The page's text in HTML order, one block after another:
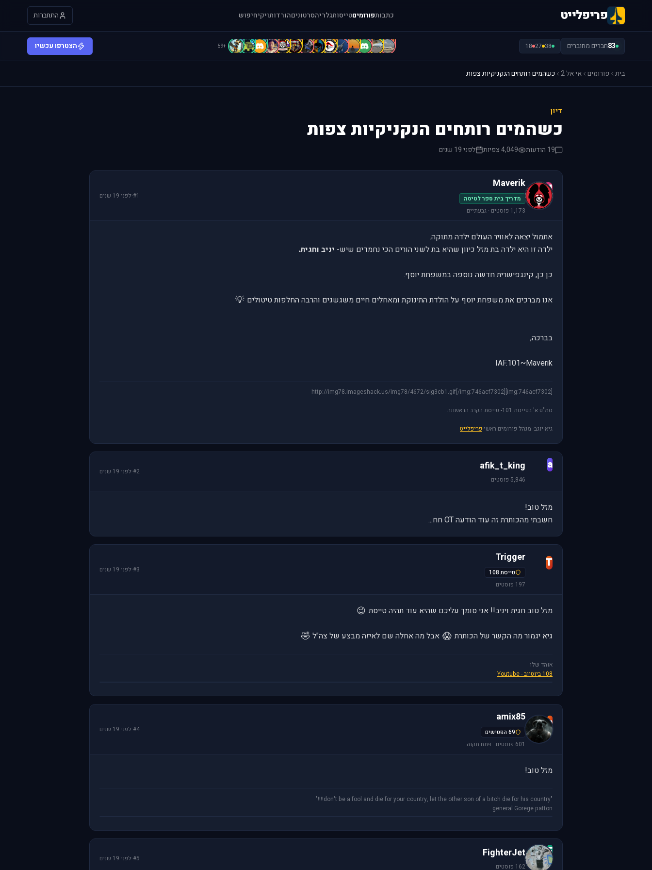
פריפלייט כתבותפורומיםטייסותגלריהסרטוניםהורדותויקיחיפוש התחברות
83חברים מחוברים 38
27
18
.
[
a
A
A
A
A
A
b
b
B
B
C
C
+59 הצטרפו עכשיו
בית פורומים אי אל 2 כשהמים רותחים הנקניקיות צפות
דיון
כשהמים רותחים הנקניקיות צפות
19 הודעות 4,049 צפיות לפני 19 שנים
M
Maverik
מדריך בית ספר לטיסה
1,173 פוסטים · גבעתיים
#1
·לפני 19 שנים
אתמול יצאה לאוויר העולם ילדה מתוקה.
ילדה זו היא ילדה בת מזל כיוון שהיא בת לשני הורים הכי נחמדים שיש- יניב וחגית.
כן כן, קינגפישרית חדשה נוספה במשפחת יוסף.
אנו מברכים את משפחת יוסף על הולדת התינוקת ומאחלים חיים משגשגים והרבה החלפות טיטולים 💡
בברכה,
IAF.101~Maverik
[img:746acf7302]http://img78.imageshack.us/img78/4672/sig3cb1.gif[/img:746acf7302]
סמ"ט א' בטייסת 101- טייסת הקרב הראשונה
גיא יוגב- מנהל פורומים ראשי-פריפלייט
a
afik_t_king
5,846 פוסטים
#2
·לפני 19 שנים
מזל טוב!
חשבתי מהכותרת זה עוד הודעה OT חח...
T
Trigger
טייסת 108
197 פוסטים
#3
·לפני 19 שנים
מזל טוב חגית ויניב!! אני סומך עליכם שהיא עוד תהיה טייסת 😉
גיא יגמור מה הקשר של הכותרת 😱 אבל מה אחלה שם לאיזה מבצע של צה"ל 🤣
אוהד שלו
108 ביוטיוב - Youtube
a
amix85
69 הפטישים
601 פוסטים · פתח תקוה
#4
·לפני 19 שנים
מזל טוב!
"don't be a fool and die for your country, let the other son of a bitch die for his country!!!!"
general Gorege patton
F
FighterJet
162 פוסטים
#5
·לפני 19 שנים